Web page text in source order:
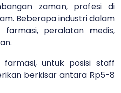
zaman, profesi di
Beberapa industri dalam
peralatan medis,
untuk posisi staff
berkisar antara Rp5-8